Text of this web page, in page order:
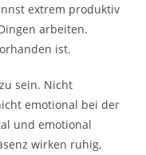
extrem produktiv
arbeiten.
ist.
sein. Nicht
emotional bei der
und emotional
wirken ruhig,